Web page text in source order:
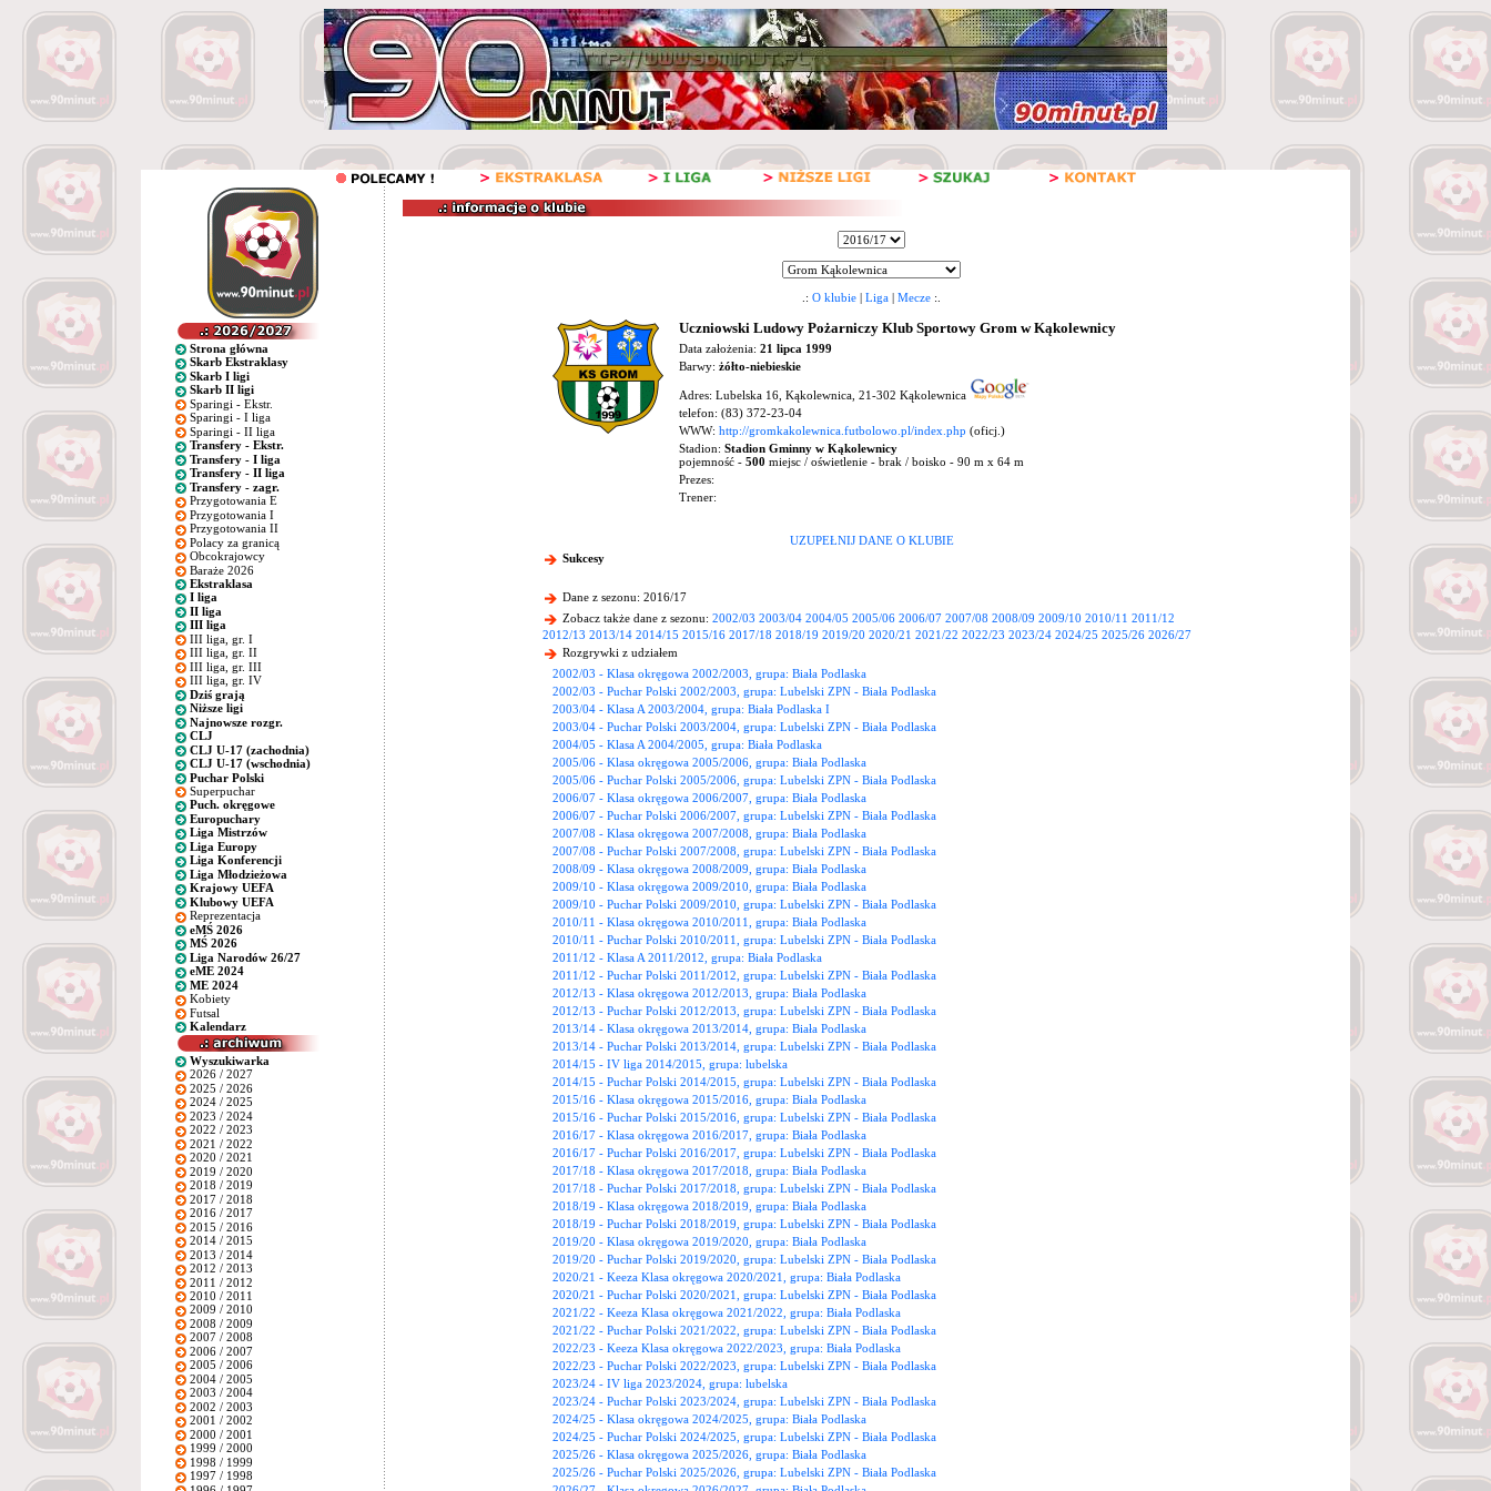
Strona główna
Skarb Ekstraklasy
Skarb I ligi
Skarb II ligi
Sparingi - Ekstr.
Sparingi - I liga
Sparingi - II liga
Transfery - Ekstr.
Transfery - I liga
Transfery - II liga
Transfery - zagr.
Przygotowania E
Przygotowania I
Przygotowania II
Polacy za granicą
Obcokrajowcy
Baraże 2026
Ekstraklasa
I liga
II liga
III liga
III liga, gr. I
III liga, gr. II
III liga, gr. III
III liga, gr. IV
Dziś grają
Niższe ligi
Najnowsze rozgr.
CLJ
CLJ U-17 (zachodnia)
CLJ U-17 (wschodnia)
Puchar Polski
Superpuchar
Puch. okręgowe
Europuchary
Liga Mistrzów
Liga Europy
Liga Konferencji
Liga Młodzieżowa
Krajowy UEFA
Klubowy UEFA
Reprezentacja
eMŚ 2026
MŚ 2026
Liga Narodów 26/27
eME 2024
ME 2024
Kobiety
Futsal
Kalendarz
Wyszukiwarka
2026 / 2027
2025 / 2026
2024 / 2025
2023 / 2024
2022 / 2023
2021 / 2022
2020 / 2021
2019 / 2020
2018 / 2019
2017 / 2018
2016 / 2017
2015 / 2016
2014 / 2015
2013 / 2014
2012 / 2013
2011 / 2012
2010 / 2011
2009 / 2010
2008 / 2009
2007 / 2008
2006 / 2007
2005 / 2006
2004 / 2005
2003 / 2004
2002 / 2003
2001 / 2002
2000 / 2001
1999 / 2000
1998 / 1999
1997 / 1998
.: O klubie | Liga | Mecze :.
Uczniowski Ludowy Pożarniczy Klub Sportowy Grom w Kąkolewnicy
Data założenia: 21 lipca 1999
Barwy: żółto-niebieskie
Adres: Lubelska 16, Kąkolewnica, 21-302 Kąkolewnica
telefon: (83) 372-23-04
WWW: http://gromkakolewnica.futbolowo.pl/index.php (oficj.)
Stadion: Stadion Gminny w Kąkolewnicy
pojemność - 500 miejsc / oświetlenie - brak / boisko - 90 m x 64 m
Prezes:
Trener:
UZUPEŁNIJ DANE O KLUBIE
Sukcesy
Dane z sezonu: 2016/17
Zobacz także dane z sezonu: 2002/03 2003/04 2004/05 2005/06 2006/07 2007/08 2008/09 2009/10 2010/11 2011/12
2012/13 2013/14 2014/15 2015/16 2017/18 2018/19 2019/20 2020/21 2021/22 2022/23 2023/24 2024/25 2025/26 2026/27
Rozgrywki z udziałem
2002/03 - Klasa okręgowa 2002/2003, grupa: Biała Podlaska
2002/03 - Puchar Polski 2002/2003, grupa: Lubelski ZPN - Biała Podlaska
2003/04 - Klasa A 2003/2004, grupa: Biała Podlaska I
2003/04 - Puchar Polski 2003/2004, grupa: Lubelski ZPN - Biała Podlaska
2004/05 - Klasa A 2004/2005, grupa: Biała Podlaska
2005/06 - Klasa okręgowa 2005/2006, grupa: Biała Podlaska
2005/06 - Puchar Polski 2005/2006, grupa: Lubelski ZPN - Biała Podlaska
2006/07 - Klasa okręgowa 2006/2007, grupa: Biała Podlaska
2006/07 - Puchar Polski 2006/2007, grupa: Lubelski ZPN - Biała Podlaska
2007/08 - Klasa okręgowa 2007/2008, grupa: Biała Podlaska
2007/08 - Puchar Polski 2007/2008, grupa: Lubelski ZPN - Biała Podlaska
2008/09 - Klasa okręgowa 2008/2009, grupa: Biała Podlaska
2009/10 - Klasa okręgowa 2009/2010, grupa: Biała Podlaska
2009/10 - Puchar Polski 2009/2010, grupa: Lubelski ZPN - Biała Podlaska
2010/11 - Klasa okręgowa 2010/2011, grupa: Biała Podlaska
2010/11 - Puchar Polski 2010/2011, grupa: Lubelski ZPN - Biała Podlaska
2011/12 - Klasa A 2011/2012, grupa: Biała Podlaska
2011/12 - Puchar Polski 2011/2012, grupa: Lubelski ZPN - Biała Podlaska
2012/13 - Klasa okręgowa 2012/2013, grupa: Biała Podlaska
2012/13 - Puchar Polski 2012/2013, grupa: Lubelski ZPN - Biała Podlaska
2013/14 - Klasa okręgowa 2013/2014, grupa: Biała Podlaska
2013/14 - Puchar Polski 2013/2014, grupa: Lubelski ZPN - Biała Podlaska
2014/15 - IV liga 2014/2015, grupa: lubelska
2014/15 - Puchar Polski 2014/2015, grupa: Lubelski ZPN - Biała Podlaska
2015/16 - Klasa okręgowa 2015/2016, grupa: Biała Podlaska
2015/16 - Puchar Polski 2015/2016, grupa: Lubelski ZPN - Biała Podlaska
2016/17 - Klasa okręgowa 2016/2017, grupa: Biała Podlaska
2016/17 - Puchar Polski 2016/2017, grupa: Lubelski ZPN - Biała Podlaska
2017/18 - Klasa okręgowa 2017/2018, grupa: Biała Podlaska
2017/18 - Puchar Polski 2017/2018, grupa: Lubelski ZPN - Biała Podlaska
2018/19 - Klasa okręgowa 2018/2019, grupa: Biała Podlaska
2018/19 - Puchar Polski 2018/2019, grupa: Lubelski ZPN - Biała Podlaska
2019/20 - Klasa okręgowa 2019/2020, grupa: Biała Podlaska
2019/20 - Puchar Polski 2019/2020, grupa: Lubelski ZPN - Biała Podlaska
2020/21 - Keeza Klasa okręgowa 2020/2021, grupa: Biała Podlaska
2020/21 - Puchar Polski 2020/2021, grupa: Lubelski ZPN - Biała Podlaska
2021/22 - Keeza Klasa okręgowa 2021/2022, grupa: Biała Podlaska
2021/22 - Puchar Polski 2021/2022, grupa: Lubelski ZPN - Biała Podlaska
2022/23 - Keeza Klasa okręgowa 2022/2023, grupa: Biała Podlaska
2022/23 - Puchar Polski 2022/2023, grupa: Lubelski ZPN - Biała Podlaska
2023/24 - IV liga 2023/2024, grupa: lubelska
2023/24 - Puchar Polski 2023/2024, grupa: Lubelski ZPN - Biała Podlaska
2024/25 - Klasa okręgowa 2024/2025, grupa: Biała Podlaska
2024/25 - Puchar Polski 2024/2025, grupa: Lubelski ZPN - Biała Podlaska
2025/26 - Klasa okręgowa 2025/2026, grupa: Biała Podlaska
2025/26 - Puchar Polski 2025/2026, grupa: Lubelski ZPN - Biała Podlaska